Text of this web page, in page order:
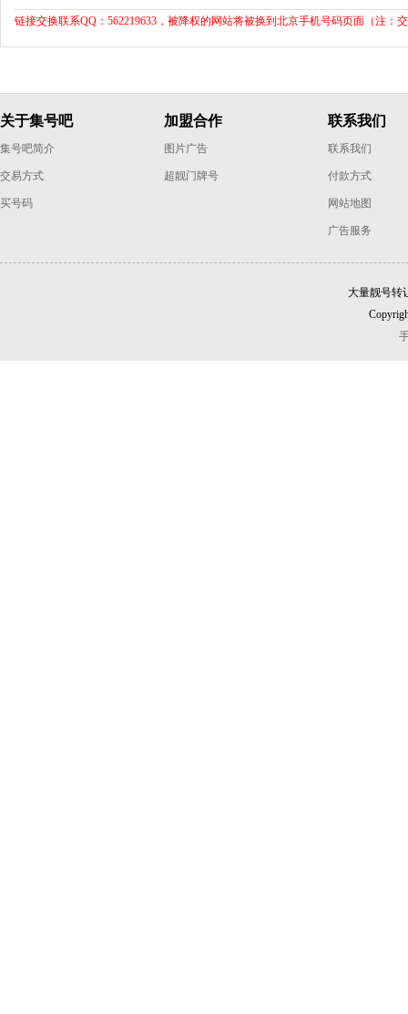
链接交换联系QQ：562219633，被降权的网站将被换到北京手机号码页面（注：
关于集号吧
集号吧简介
交易方式
买号码
加盟合作
图片广告
超靓门牌号
联系我们
联系我们
付款方式
网站地图
广告服务
大量靓号转